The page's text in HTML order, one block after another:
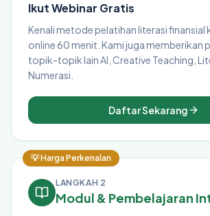
Ikut Webinar Gratis
Kenali metode pelatihan literasi finansial
online 60 menit. Kami juga memberikan
topik-topik lain AI, Creative Teaching,
Numerasi.
Daftar Sekarang
💡 Harga Perkenalan
LANGKAH 2
Modul & Pembelajaran